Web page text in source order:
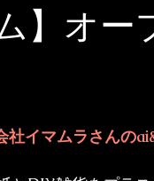
】オー
社イマムラさんの